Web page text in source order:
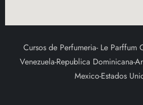
Cursos de Perfumeria- Le Parffum
Venezuela-Republica Dominicana-
Mexico-Estados